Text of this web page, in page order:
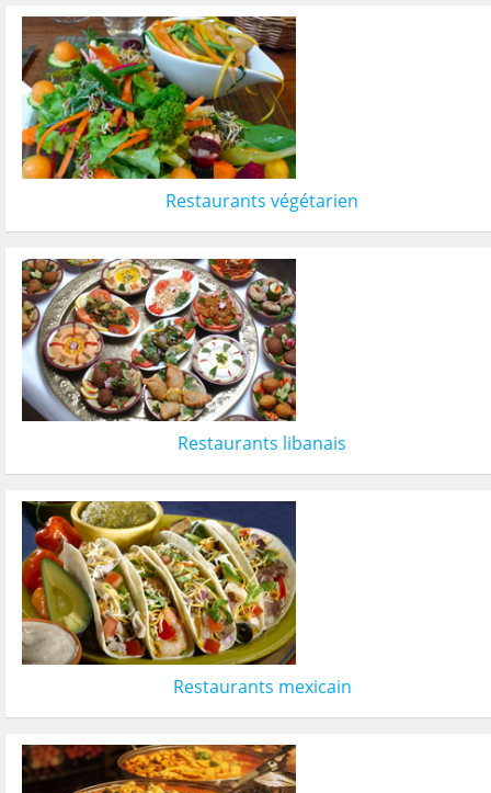
Restaurants végétarien
Restaurants libanais
Restaurants mexicain